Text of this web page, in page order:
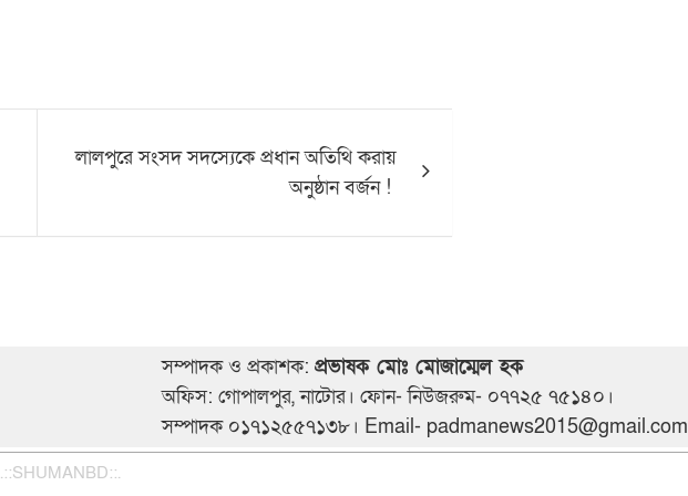
লালপুরে সংসদ সদস্যেকে প্রধান অতিথি করায়
অনুষ্ঠান বর্জন !
সম্পাদক ও প্রকাশক:প্রভাষক মোঃ মোজাম্মেল হক
অফিস: গোপালপুর, নাটোর। ফোন- নিউজরুম- ০৭৭২৫ ৭৫১৪০।
সম্পাদক ০১৭১২৫৫৭১৩৮। Email- padmanews2015@gmail.com
.::SHUMANBD::.